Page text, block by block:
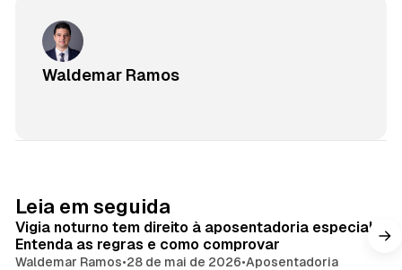
Waldemar Ramos
Leia em seguida
Vigia noturno tem direito à aposentadoria especial?
Entenda as regras e como comprovar
Waldemar Ramos•28 de mai de 2026•Aposentadoria